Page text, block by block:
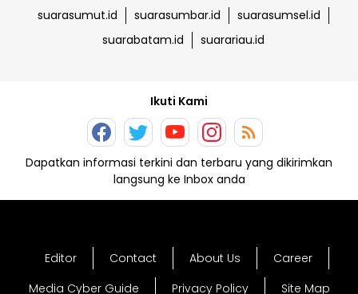
suarasumut.id
suarasumbar.id
suarasumsel.id
suarabatam.id
suarariau.id
Ikuti Kami
Dapatkan informasi terkini dan terbaru yang dikirimkan
langsung ke Inbox anda
Editor Contact About Us
Career
Media Cyber Guide
Privacy Policy Site Map